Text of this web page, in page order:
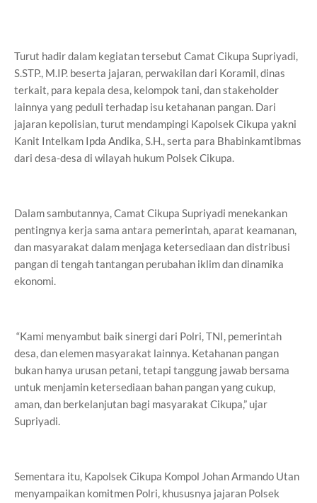
Turut hadir dalam kegiatan tersebut Camat Cikupa Supriyadi,
S.STP., M.IP. beserta jajaran, perwakilan dari Koramil, dinas
terkait, para kepala desa, kelompok tani, dan stakeholder
lainnya yang peduli terhadap isu ketahanan pangan. Dari
jajaran kepolisian, turut mendampingi Kapolsek Cikupa yakni
Kanit Intelkam Ipda Andika, S.H., serta para Bhabinkamtibmas
dari desa-desa di wilayah hukum Polsek Cikupa.
Dalam sambutannya, Camat Cikupa Supriyadi menekankan
pentingnya kerja sama antara pemerintah, aparat keamanan,
dan masyarakat dalam menjaga ketersediaan dan distribusi
pangan di tengah tantangan perubahan iklim dan dinamika
ekonomi.
“Kami menyambut baik sinergi dari Polri, TNI, pemerintah
desa, dan elemen masyarakat lainnya. Ketahanan pangan
bukan hanya urusan petani, tetapi tanggung jawab bersama
untuk menjamin ketersediaan bahan pangan yang cukup,
aman, dan berkelanjutan bagi masyarakat Cikupa,” ujar
Supriyadi.
Sementara itu, Kapolsek Cikupa Kompol Johan Armando Utan
menyampaikan komitmen Polri, khususnya jajaran Polsek